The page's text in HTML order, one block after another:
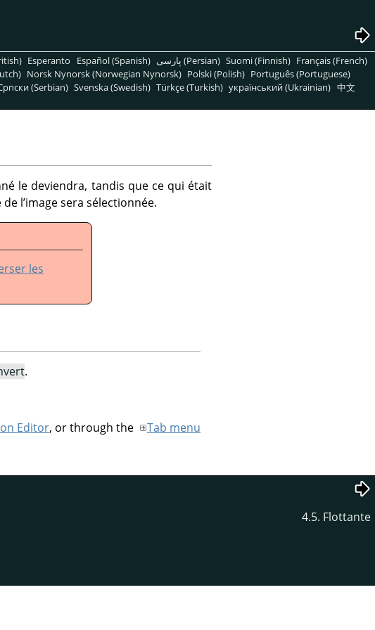
Esperanto Español (Spanish) پارسی (Persian) Suomi (Finnish) Français (French)
Norsk Nynorsk (Norwegian Nynorsk) Polski (Polish) Português (Portuguese)
(Serbian) Svenska (Swedish) Türkçe (Turkish) український (Ukrainian) 中文
le deviendra, tandis que ce qui était
l’image sera sélectionnée.
les
.
Editor, or through the
Tab menu
4.5. Flottante